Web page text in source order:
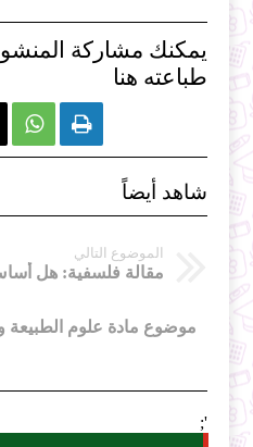
يمكنك مشاركة
طباعته هنا
 
شاهد أيضاً
الموضوع التالي
';